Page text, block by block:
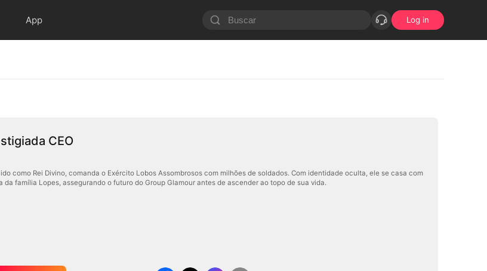
App Log in
CEO
como Rei Divino, comanda o Exército Lobos Assombrosos com milhões de soldados. Com identidade oculta, ele se casa com
da família Lopes, assegurando o futuro do Group Glamour antes de ascender ao topo de sua vida.